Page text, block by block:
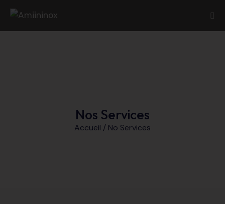
Nos Services
Accueil / No Services